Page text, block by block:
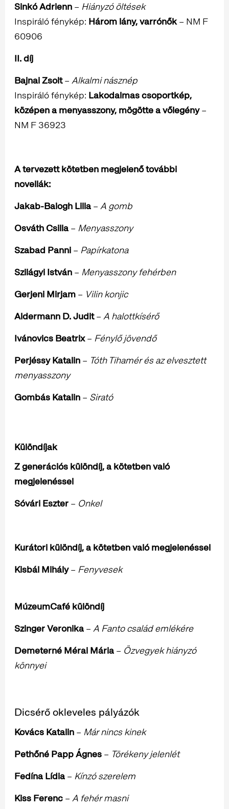
Sinkó Adrienn – Hiányzó öltések
Inspiráló fénykép: Három lány, varrónők– NM F
60906
II. díj
Bajnai Zsolt– Alkalmi násznép
Inspiráló fénykép: Lakodalmas csoportkép,
középen a menyasszony, mögötte a vőlegény–
NM F 36923
A tervezett kötetben megjelenő további
novellák:
Jakab-Balogh Lilla – A gomb
Osváth Csilla – Menyasszony
Szabad Panni – Papírkatona
Szilágyi István – Menyasszony fehérben
Gerjeni Mirjam – Vilin konjic
Aldermann D. Judit– A halottkísérő
Ivánovics Beatrix– Fénylő jövendő
Perjéssy Katalin – Tóth Tihamér és az elvesztett
menyasszony
Gombás Katalin – Sirató
Különdíjak
Z generációs különdíj, a kötetben való
megjelenéssel
Sóvári Eszter – Onkel
Kurátori különdíj, a kötetben való megjelenéssel
Kisbál Mihály– Fenyvesek
MúzeumCafé különdíj
Szinger Veronika – A Fanto család emlékére
Demeterné Mérai Mária – Özvegyek hiányzó
könnyei
Dicsérő okleveles pályázók
Kovács Katalin – Már nincs kinek
Pethőné Papp Ágnes – Törékeny jelenlét
Fedína Lídia – Kínzó szerelem
Kiss Ferenc – A fehér masni